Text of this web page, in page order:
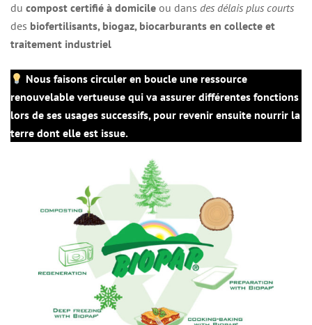
du compost certifié à domicile ou dans des délais plus courts
des biofertilisants, biogaz, biocarburants en collecte et
traitement industriel
Nous faisons circuler en boucle une ressource
renouvelable vertueuse qui va assurer différentes fonctions
lors de ses usages successifs, pour revenir ensuite nourrir la
terre dont elle est issue.